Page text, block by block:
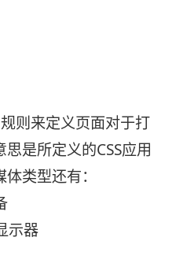
则来定义页面对于打
是所定义的CSS应用
类型还有：
示器